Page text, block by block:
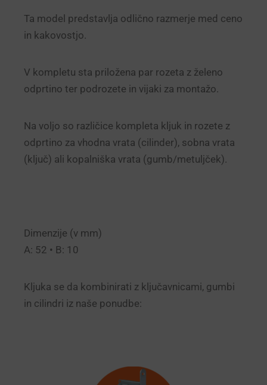
Ta model predstavlja odlično razmerje med ceno
in kakovostjo.
V kompletu sta priložena par rozeta z želeno
odprtino ter podrozete in vijaki za montažo.
Na voljo so različice kompleta kljuk in rozete z
odprtino za vhodna vrata (cilinder), sobna vrata
(ključ) ali kopalniška vrata (gumb/metuljček).
Dimenzije (v mm)
A: 52 • B: 10
Kljuka se da kombinirati z ključavnicami, gumbi
in cilindri iz naše ponudbe: